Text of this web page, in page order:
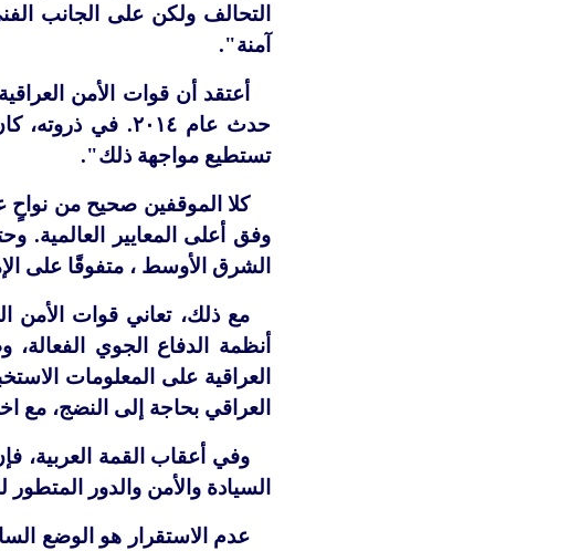
التحالف ولكن على الجانب
آمنة".
أعتقد أن قوات الأمن
حدث عام ٢٠١٤. في ذروته،
تستطيع مواجهة ذلك".
كلا الموقفين صحيح من
وفق أعلى المعايير
الشرق الأوسط ، متفوقًا على
مع ذلك، تعاني قوات الأمن
أنظمة الدفاع الجوي
العراقية على المعلومات
العراقي بحاجة إلى النضج، مع
وفي أعقاب القمة العربية،
السيادة والأمن والدور
عدم الاستقرار هو الوضع